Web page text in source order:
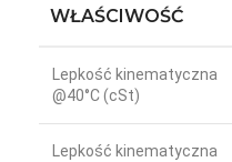
WŁAŚCIWOŚĆ
Lepkość kinematyczna
@40°C (cSt)
Lepkość kinematyczna